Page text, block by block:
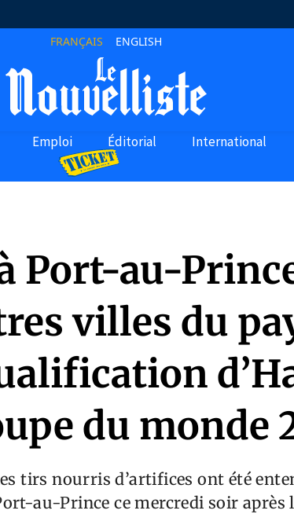
FRANÇAIS ENGLISH
Emploi Éditorial International
Port-au-
villes du
du monde
tirs nourris d’artifices ont été
au-Prince ce mercredi soir après